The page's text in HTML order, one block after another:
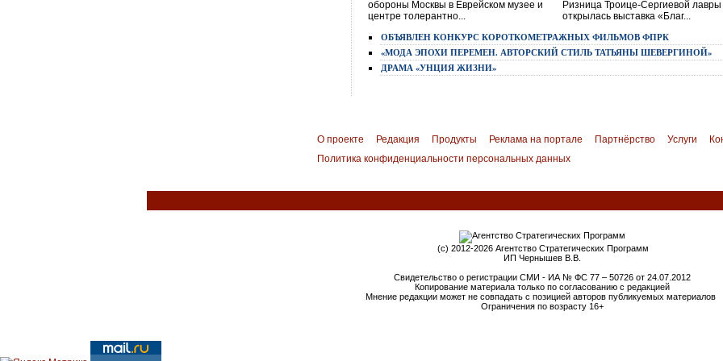
обороны Москвы в Еврейском музее и
центре толерантно...
Ризница Троице-Сергиевой лавры
открылась выставка «Благ...
ОБЪЯВЛЕН КОНКУРС КОРОТКОМЕТРАЖНЫХ ФИЛЬМОВ ФПРК
«МОДА ЭПОХИ ПЕРЕМЕН. АВТОРСКИЙ СТИЛЬ ТАТЬЯНЫ ШЕВЕРГИНОЙ»
ДРАМА «УНЦИЯ ЖИЗНИ»
О проекте Редакция Продукты Реклама на портале Партнёрство Услуги
Политика конфиденциальности персональных данных
(c) 2012-2026 Агентство Стратегических Программ
ИП Чернышев В.В.
Свидетельство о регистрации СМИ - ИА № ФС 77 – 50726 от 24.07.2012
Копирование материала только по согласованию с редакцией
Мнение редакции может не совпадать с позицией авторов публикуемых материалов
Ограничения по возрасту 16+